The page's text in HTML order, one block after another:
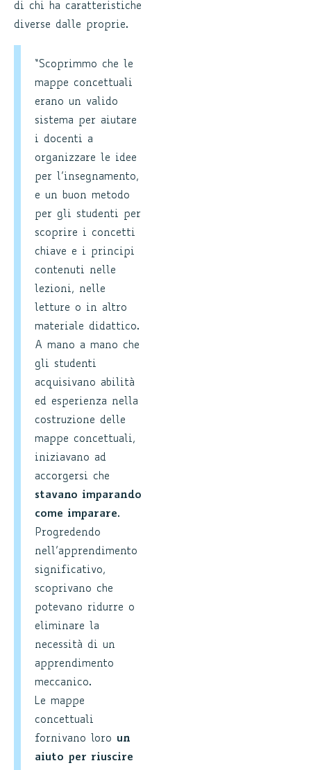
di chi ha caratteristiche
diverse dalle proprie.
“Scoprimmo che le
mappe concettuali
erano un valido
sistema per aiutare
i docenti a
organizzare le idee
per l’insegnamento,
e un buon metodo
per gli studenti per
scoprire i concetti
chiave e i principi
contenuti nelle
lezioni, nelle
letture o in altro
materiale didattico.
A mano a mano che
gli studenti
acquisivano abilità
ed esperienza nella
costruzione delle
mappe concettuali,
iniziavano ad
accorgersi che
stavano imparando
come imparare.
Progredendo
nell’apprendimento
significativo,
scoprivano che
potevano ridurre o
eliminare la
necessità di un
apprendimento
meccanico.
Le mappe
concettuali
fornivano loro un
aiuto per riuscire